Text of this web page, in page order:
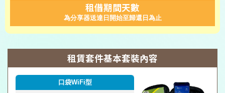
租借期間天數
為分享器送達日開始至歸還日為止
租賃套件基本套裝內容
口袋WiFi型